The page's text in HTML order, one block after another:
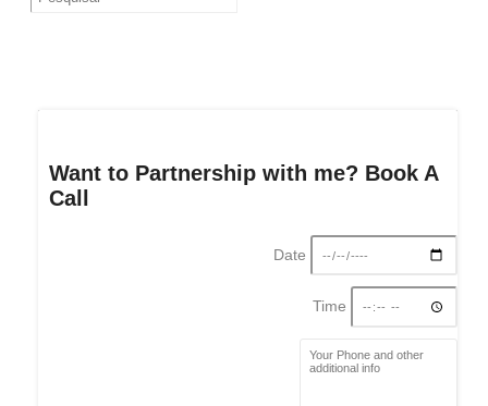
Want to Partnership with me? Book A
Call
Date
Time